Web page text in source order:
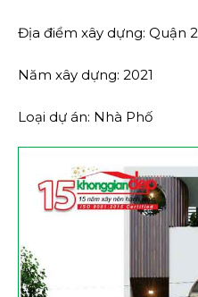
Địa điểm xây dựng: Quận 2
Năm xây dựng: 2021
Loại dự án: Nhà Phố